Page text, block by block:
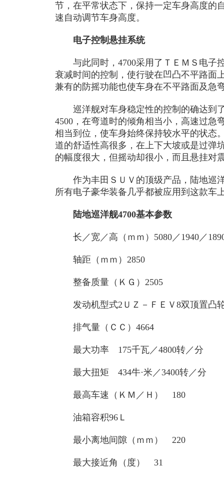
节，在平常状态下，保持一定车身高度的
速自动调节车身高度。
电子控制悬挂系统
与此同时，4700采用了ＴＥＭＳ电子
衰减时间的控制，使行驶在凹凸不平路面
兼有的防摇功能也使车身在不平路面及急
巡洋舰对车身稳定性的控制的确达到
4500，在弯道时的倾角相当小，高速过急
相当到位，使车身始终保持较水平的状态
道的舒适性高很多，在上下大坡或是过弹
的幅度很大，但摇动却很小，而且悬挂对
作为丰田ＳＵＶ的顶级产品，陆地巡
所有电子豪华装备几乎都被应用到这款车
陆地巡洋舰4700基本参数
长／宽／高（ｍｍ）5080／1940／
轴距（ｍｍ）2850
整备质量（ＫＧ）2505
发动机型式2ＵＺ－ＦＥＶ8双顶置凸
排气量（ＣＣ）4664
最大功率 175千瓦／4800转／分
最大扭矩 434牛·米／3400转／分
最高车速（ＫＭ／Ｈ） 180
油箱容积96Ｌ
最小离地间隙（ｍｍ） 220
最大接近角（度） 31